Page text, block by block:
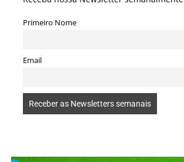
Primeiro Nome
Email